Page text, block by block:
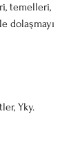
temelleri,
dolaşmayı
Yky.